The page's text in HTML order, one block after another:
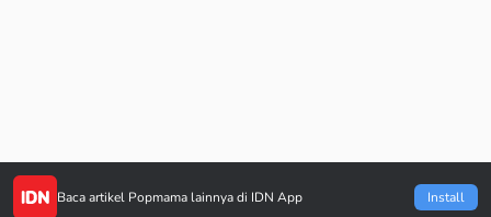
Baca artikel Popmama lainnya di IDN App Install